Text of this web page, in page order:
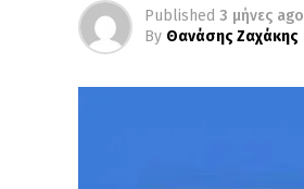
Published 3 μήνες ago
By Θανάσης Ζαχάκης